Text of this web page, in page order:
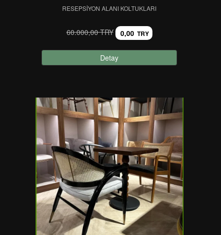
RESEPSIYON ALANI KOLTUKLARI
60.000,00 TRY 0,00 TRY
Detay